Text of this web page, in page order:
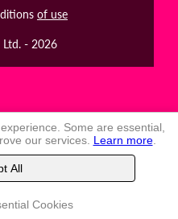
of use
Ltd. - 2026
Some are essential,
our services. Learn more.
All
Cookies